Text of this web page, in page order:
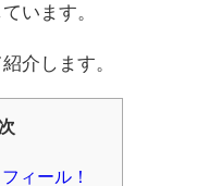
います。
介します。
ィール！